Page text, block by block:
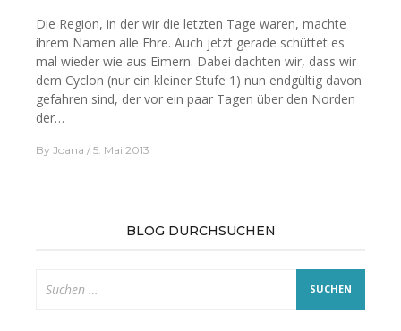
Die Region, in der wir die letzten Tage waren, machte
ihrem Namen alle Ehre. Auch jetzt gerade schüttet es
mal wieder wie aus Eimern. Dabei dachten wir, dass wir
dem Cyclon (nur ein kleiner Stufe 1) nun endgültig davon
gefahren sind, der vor ein paar Tagen über den Norden
der…
By Joana 5. Mai 2013
BLOG DURCHSUCHEN
nach: